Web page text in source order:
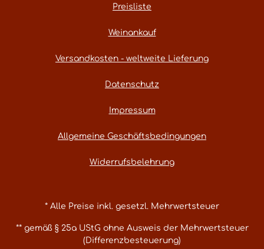
Preisliste
Weinankauf
Versandkosten - weltweite Lieferung
Datenschutz
Impressum
Allgemeine Geschäftsbedingungen
Widerrufsbelehrung
* Alle Preise inkl. gesetzl. Mehrwertsteuer
** gemäß § 25a UStG ohne Ausweis der Mehrwertsteuer
(Differenzbesteuerung)